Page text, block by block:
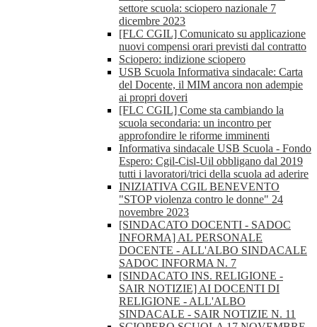
settore scuola: sciopero nazionale 7
dicembre 2023
[FLC CGIL] Comunicato su applicazione
nuovi compensi orari previsti dal contratto
Sciopero: indizione sciopero
USB Scuola Informativa sindacale: Carta
del Docente, il MIM ancora non adempie
ai propri doveri
[FLC CGIL] Come sta cambiando la
scuola secondaria: un incontro per
approfondire le riforme imminenti
Informativa sindacale USB Scuola - Fondo
Espero: Cgil-Cisl-Uil obbligano dal 2019
tutti i lavoratori/trici della scuola ad aderire
INIZIATIVA CGIL BENEVENTO
"STOP violenza contro le donne" 24
novembre 2023
[SINDACATO DOCENTI - SADOC
INFORMA] AL PERSONALE
DOCENTE - ALL'ALBO SINDACALE
SADOC INFORMA N. 7
[SINDACATO INS. RELIGIONE -
SAIR NOTIZIE] AI DOCENTI DI
RELIGIONE - ALL'ALBO
SINDACALE - SAIR NOTIZIE N. 11